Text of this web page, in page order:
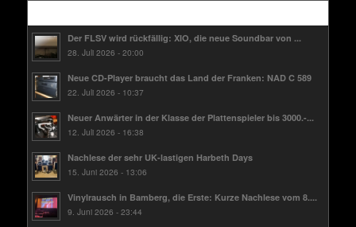
Der FLSV wird rückfällig: XIO, die neue Soundbar von ...
28. Juli 2026 - 20:00
Neue CD-Player braucht das Land der Franken: NAD C 589
22. Juli 2026 - 10:37
Neuer Anwärter in der Klasse der Plattenspieler bis 3000.-...
12. Juli 2026 - 16:38
Nachlese der sehr UK-lastigen Harbeth Days
15. Juni 2026 - 13:06
Vinylrausch in Bamberg, die Erste: Kurze Nachlese vom 8....
9. Juni 2026 - 23:44